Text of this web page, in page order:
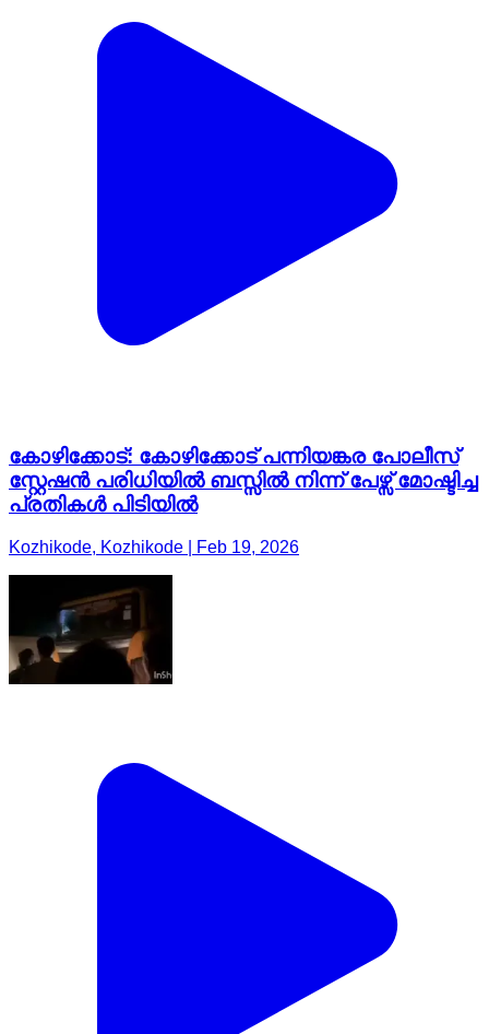
കോഴിക്കോട്: കോഴിക്കോട് പന്നിയങ്കര പോലീസ്
സ്റ്റേഷൻ പരിധിയിൽ ബസ്സിൽ നിന്ന് പേഴ്സ് മോഷ്ടിച്ച
പ്രതികൾ പിടിയിൽ
Kozhikode, Kozhikode | Feb 19, 2026